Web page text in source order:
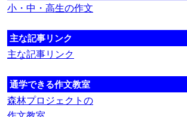
小・中・高生の作文
主な記事リンク
主な記事リンク
通学できる作文教室
森林プロジェクトの